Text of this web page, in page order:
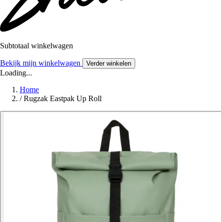
Subtotaal winkelwagen
Bekijk mijn winkelwagen Verder winkelen
Loading...
Home
/ Rugzak Eastpak Up Roll